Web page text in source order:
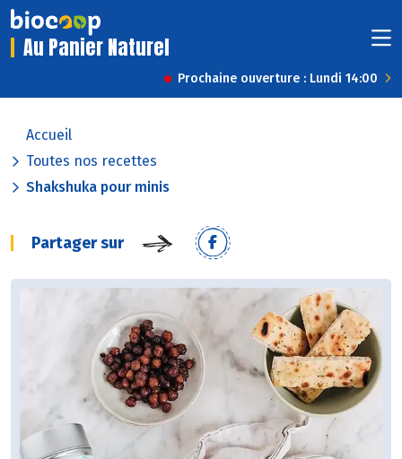
Au Panier Naturel
Prochaine ouverture : Lundi 14:00
Accueil
Toutes nos recettes
Shakshuka pour minis
Partager sur